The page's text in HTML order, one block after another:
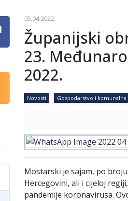
05.04.2022.
Županijski
23.
2022.
Novosti Gospodarstvo i
Mostarski je sajam, po
Hercegovini, ali i cijeloj
pandemije koronavirusa.